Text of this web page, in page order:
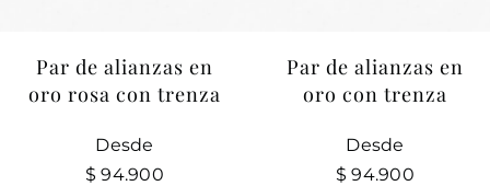
Par de alianzas en
oro rosa con trenza
Desde
$ 94.900
Par de alianzas en
oro con trenza
Desde
$ 94.900